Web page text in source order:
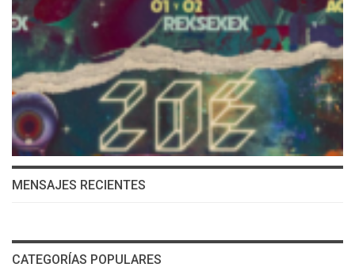
MENSAJES RECIENTES
CATEGORÍAS POPULARES